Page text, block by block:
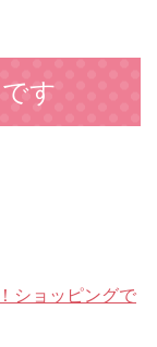
す
ショッピングで